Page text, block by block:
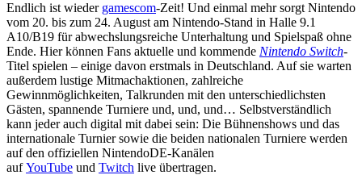
Endlich ist wieder gamescom-Zeit! Und einmal mehr sorgt Nintendo
vom 20. bis zum 24. August am Nintendo-Stand in Halle 9.1
A10/B19 für abwechslungsreiche Unterhaltung und Spielspaß ohne
Ende. Hier können Fans aktuelle und kommende Nintendo Switch-
Titel spielen – einige davon erstmals in Deutschland. Auf sie warten
außerdem lustige Mitmachaktionen, zahlreiche
Gewinnmöglichkeiten, Talkrunden mit den unterschiedlichsten
Gästen, spannende Turniere und, und, und… Selbstverständlich
kann jeder auch digital mit dabei sein: Die Bühnenshows und das
internationale Turnier sowie die beiden nationalen Turniere werden
auf den offiziellen NintendoDE-Kanälen
aufYouTube und Twitch live übertragen.